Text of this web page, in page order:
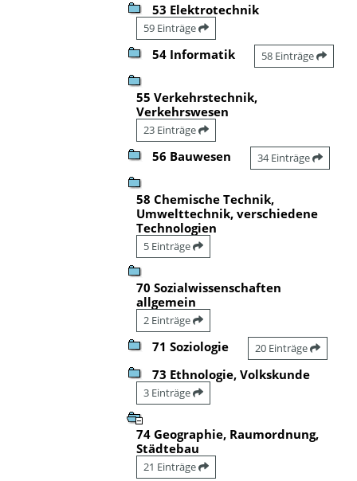
53 Elektrotechnik
59 Einträge
54 Informatik 58 Einträge
55 Verkehrstechnik,
Verkehrswesen
23 Einträge
56 Bauwesen 34 Einträge
58 Chemische Technik,
Umwelttechnik, verschiedene
Technologien
5 Einträge
70 Sozialwissenschaften
allgemein
2 Einträge
71 Soziologie 20 Einträge
73 Ethnologie, Volkskunde
3 Einträge
74 Geographie, Raumordnung,
Städtebau
21 Einträge